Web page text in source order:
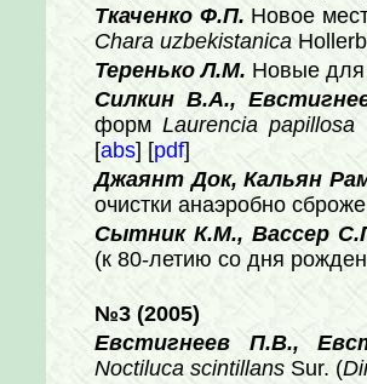
Ткаченко Ф.П. Новое
Chara uzbekistanica
Теренько Л.М. Новые
Силкин В.А.,
форм Laurencia papillosa
[abs] [pdf]
Джаянт Док, Кальян
очистки анаэробно
Сытник К.М., Вассер
(к 80-летию со дня
№3 (2005)
Евстигнеев П.В.,
Noctiluca scintillans Sur. (